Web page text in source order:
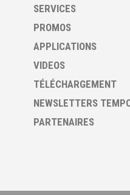
SERVICES
PROMOS
APPLICATIONS
VIDEOS
TÉLÉCHARGEMENT
NEWSLETTERS
PARTENAIRES